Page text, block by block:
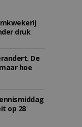
druk
De
hoe
op 28